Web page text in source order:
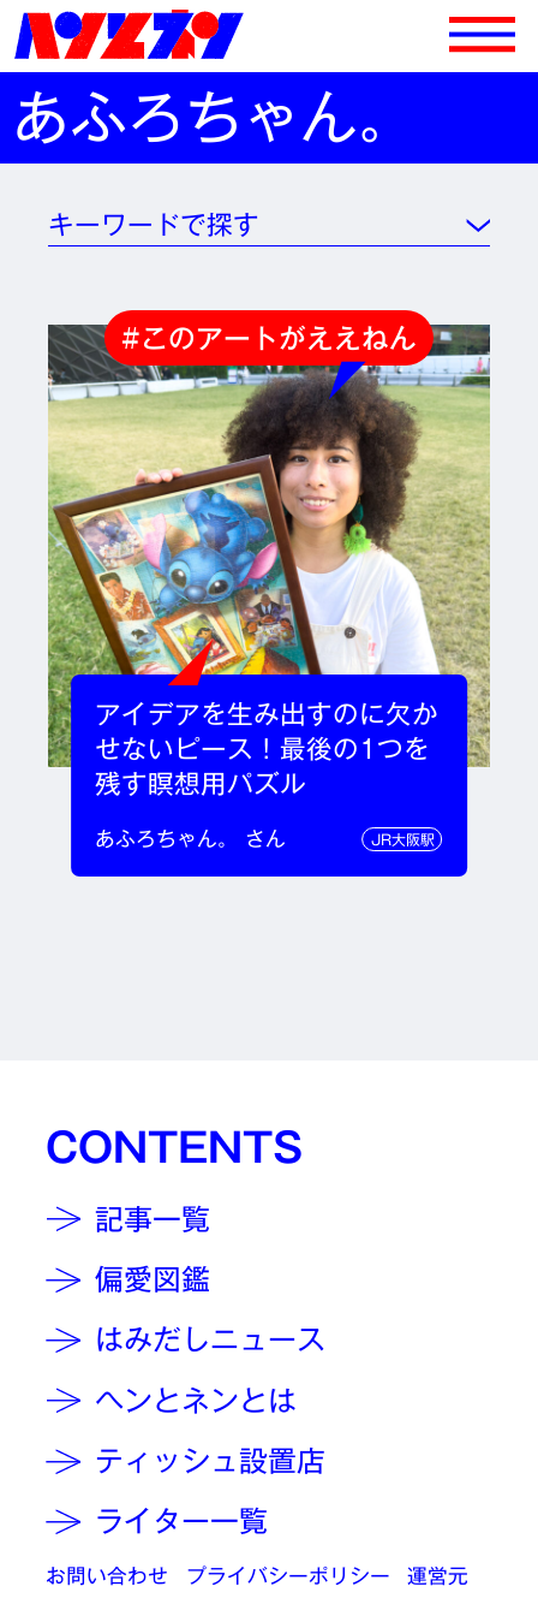
あふろちゃん。
キーワードで探す
#このアートがええねん
アイデアを生み出すのに欠か
せないピース！最後の1つを
残す瞑想用パズル
あふろちゃん。 さん JR大阪駅
CONTENTS
記事一覧
偏愛図鑑
はみだしニュース
ヘンとネンとは
ティッシュ設置店
ライター一覧
お問い合わせ プライバシーポリシー 運営元